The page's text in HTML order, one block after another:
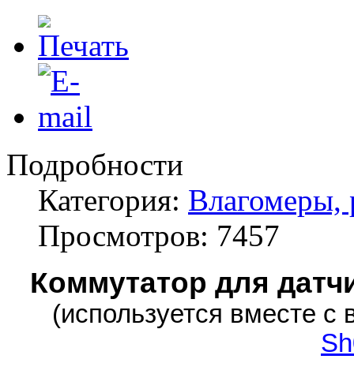
Подробности
Категория: Влагомеры,
Просмотров: 7457
Коммутатор для
(используется вместе